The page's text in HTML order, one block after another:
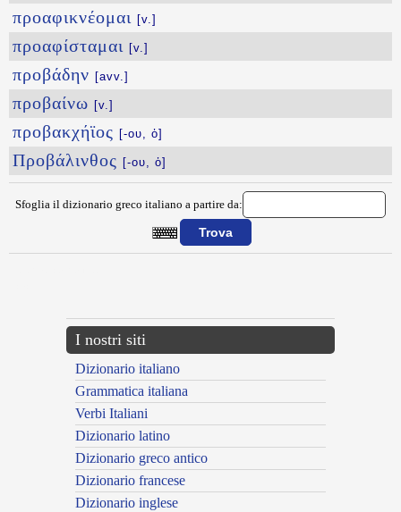
προαφικνέομαι [v.]
προαφίσταμαι [v.]
προβάδην [avv.]
προβαίνω [v.]
προβακχήϊος [-ου, ὁ]
Προβάλινθος [-ου, ὁ]
Sfoglia il dizionario greco italiano a partire da:
I nostri siti
Dizionario italiano
Grammatica italiana
Verbi Italiani
Dizionario latino
Dizionario greco antico
Dizionario francese
Dizionario inglese